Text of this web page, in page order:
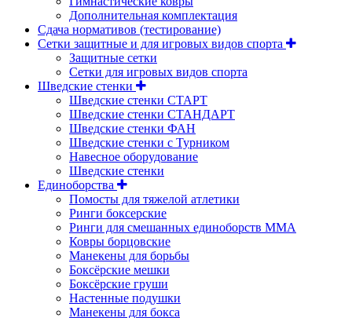
Дополнительная комплектация
Сдача нормативов (тестирование)
Сетки защитные и для игровых видов спорта
Защитные сетки
Сетки для игровых видов спорта
Шведские стенки
Шведские стенки СТАРТ
Шведские стенки СТАНДАРТ
Шведские стенки ФАН
Шведские стенки с Турником
Навесное оборудование
Шведские стенки
Единоборства
Помосты для тяжелой атлетики
Ринги боксерские
Ринги для смешанных единоборств ММА
Ковры борцовские
Манекены для борьбы
Боксёрские мешки
Боксёрские груши
Настенные подушки
Манекены для бокса